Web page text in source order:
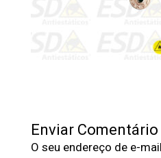
Enviar Comentário
O seu endereço de e-